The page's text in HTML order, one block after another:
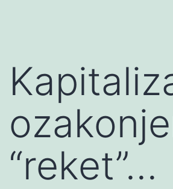
“reket”…